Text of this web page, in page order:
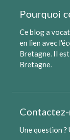
Pourquoi
Ce blog a
en lien avec
Bretagne. Il
Bretagne.
Une question ?